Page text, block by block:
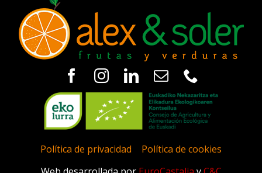
Política de privacidad
Política de cookies